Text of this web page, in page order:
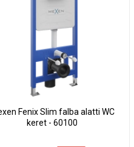
favorite_border
Fenix Slim falba alatti WC
keret - 60100